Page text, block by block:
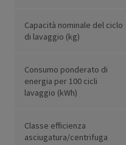
Capacità nominale del ciclo
di lavaggio (kg)
Consumo ponderato di
energia per 100 cicli
lavaggio (kWh)
Classe efficienza
asciugatura/centrifuga